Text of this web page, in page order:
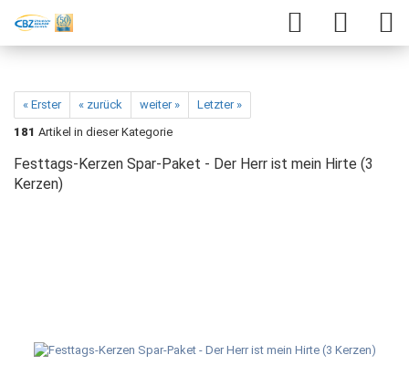
« Erster « zurück weiter »
Letzter »
181 Artikel in dieser Kategorie
Festtags-Kerzen Spar-Paket - Der Herr ist mein Hirte (3
Kerzen)